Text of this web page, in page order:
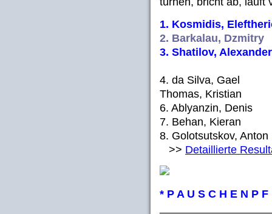
1. Kosmidis,
2. Barkalau,
3. Shatilov,
4. da Silva, Gael
Thomas, Kristian
6. Ablyanzin,
7. Behan, Kieran
8. Golotsutskov,
>> Detaillierte
* P A U S C H E N P F